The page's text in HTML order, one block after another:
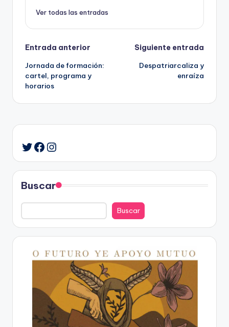
Ver todas las entradas
Navegación
de
entradas
Entrada anterior
Jornada de formación:
cartel, programa y
horarios
Siguiente entrada
Despatriarcaliza y
enraíza
Twitter
Facebook
Instagram
Buscar
Buscar